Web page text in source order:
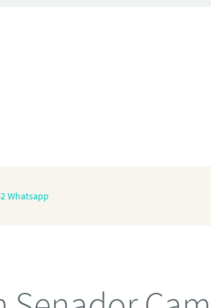
Whatsapp